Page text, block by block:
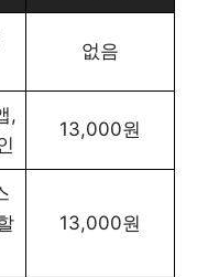
없음
,
13,000원
13,000원